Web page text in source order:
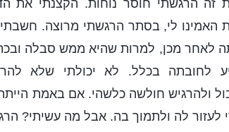
זה הרגשתי חוסר נוחות. הקצנתי את
האמינו לי, בסתר הרגשתי מרוצה.
לאחר מכן, למרות שהיא ממש סבלה
לחובתה בכלל. לא יכולתי שלא
ולהרגיש חולשה כלשהי. אם באמת הייתה
לעזור לה ולתמוך בה. אבל מה עשיתי?